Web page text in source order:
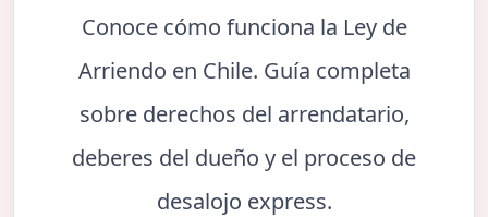
Conoce cómo funciona la Ley de
Arriendo en Chile. Guía completa
sobre derechos del arrendatario,
deberes del dueño y el proceso de
desalojo express.